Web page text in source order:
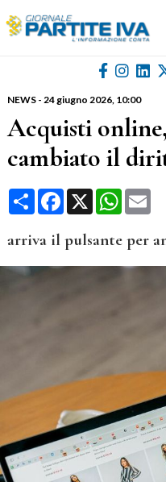
NEWS- 24 giugno 2026, 10:00
Acquisti
cambiato il
CondividiFacebook
X
arriva il pulsante per